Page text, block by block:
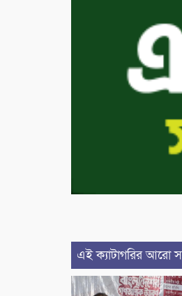
এই ক্যাটাগরির আরো